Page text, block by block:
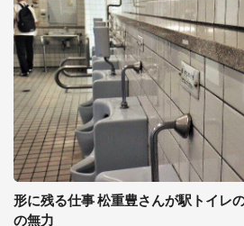
形に残る仕事 松重豊さんが駅トイレ
の無力